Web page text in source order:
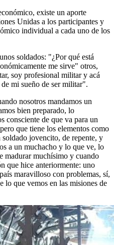
existe un aporte
Unidas a los participantes y
individual a cada uno de los
soldados: "¿Por qué está
me sirve" otros,
soy profesional militar y acá
mi sueño de ser militar".
nosotros mandamos un
bien preparado, lo
consciente de que va para un
que tiene los elementos como
jovencito, de repente, y
a un muchacho y lo que ve, lo
madurar muchísimo y cuando
que hice anteriormente: uno
maravilloso con problemas, sí,
lo que vemos en las misiones de